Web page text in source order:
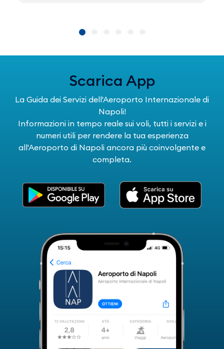
Scarica App
La Guida dei Servizi dell'Aeroporto Internazionale di
Napoli!
Informazioni in tempo reale sui voli, tutti i servizi e i
numeri utili per rendere la tua esperienza
all'Aeroporto di Napoli ancora più coinvolgente e
completa.